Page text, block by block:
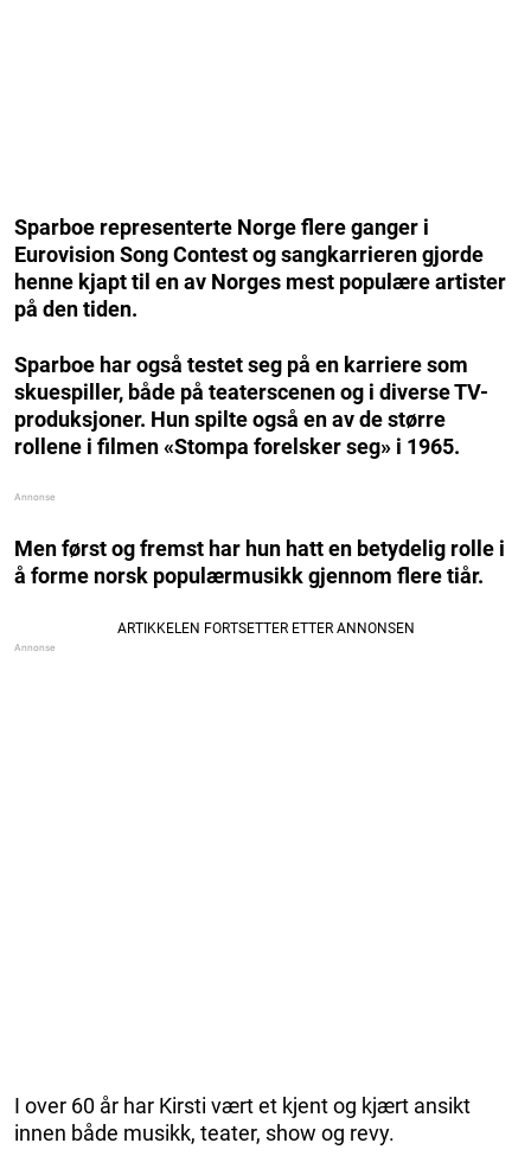
Sparboe representerte Norge flere ganger i
Eurovision Song Contest og sangkarrieren gjorde
henne kjapt til en av Norges mest populære artister
på den tiden.
Sparboe har også testet seg på en karriere som
skuespiller, både på teaterscenen og i diverse TV-
produksjoner. Hun spilte også en av de større
rollene i filmen «Stompa forelsker seg» i 1965.
Men først og fremst har hun hatt en betydelig rolle i
å forme norsk populærmusikk gjennom flere tiår.
I over 60 år har Kirsti vært et kjent og kjært ansikt
innen både musikk, teater, show og revy.